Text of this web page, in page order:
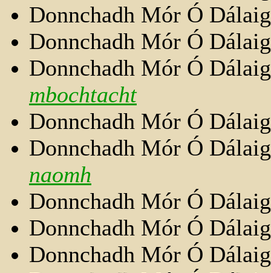
Donnchadh Mór Ó
Donnchadh Mór Ó
Donnchadh Mór Ó
mbochtacht
Donnchadh Mór Ó
Donnchadh Mór Ó
naomh
Donnchadh Mór Ó
Donnchadh Mór Ó
Donnchadh Mór Ó